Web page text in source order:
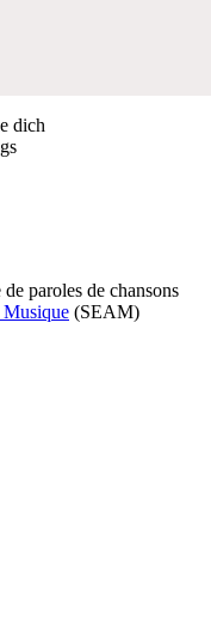
dich
paroles de chansons
Musique (SEAM)